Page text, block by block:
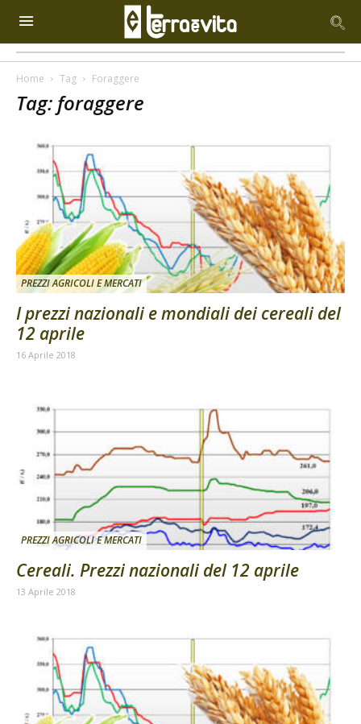
Home Tag Foraggere
Tag: foraggere
PREZZI AGRICOLI E MERCATI
I prezzi nazionali e mondiali dei cereali del
12 aprile
16 Aprile 2018
PREZZI AGRICOLI E MERCATI
Cereali. Prezzi nazionali del 12 aprile
13 Aprile 2018